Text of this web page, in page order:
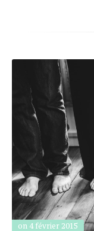
on 4 février 2015